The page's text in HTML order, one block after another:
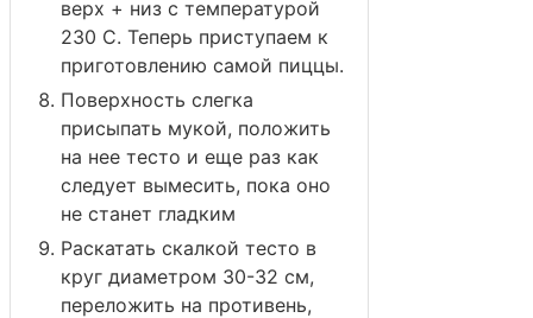
верх + низ с температурой
230 С. Теперь приступаем к
приготовлению самой пиццы.
Поверхность слегка
присыпать мукой, положить
на нее тесто и еще раз как
следует вымесить, пока оно
не станет гладким
Раскатать скалкой тесто в
круг диаметром 30-32 см,
переложить на противень,